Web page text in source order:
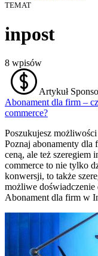
TEMAT
inpost
8 wpisów
Artykuł
Abonament dla firm –
commerce?
Poszukujesz
Poznaj abonamenty dla
ceną, ale też
commerce to nie tylko
konwersji, to także
możliwe
Abonament dla firm w